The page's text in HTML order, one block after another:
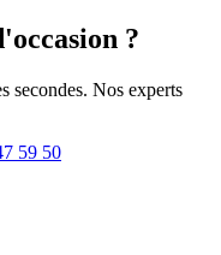
?
secondes. Nos experts
59 50